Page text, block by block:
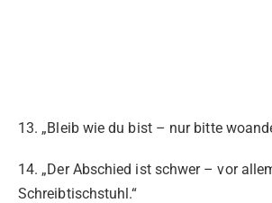
13. „Bleib wie du bist – nur bitte
14. „Der Abschied ist schwer – vor
Schreibtischstuhl.“